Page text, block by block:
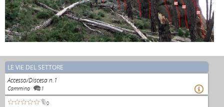
7a
6b
6a
LE VIE DEL SETTORE
Accesso/Discesa n.1
Cammino 1 
0